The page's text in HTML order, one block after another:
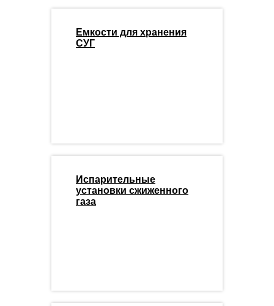
Емкости для хранения
СУГ
Испарительные
установки сжиженного
газа